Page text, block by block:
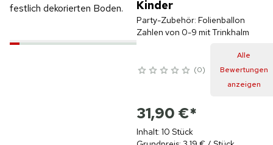
Kinder
Party-Zubehör: Folienballon
Zahlen von 0-9 mit Trinkhalm
0
Alle
Bewertungen
anzeigen
31,90 €*
Inhalt: 10 Stück